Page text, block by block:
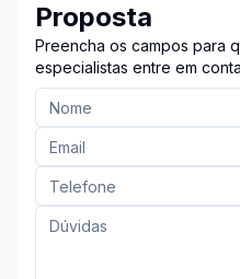
Proposta
Preencha os campos para
especialistas entre em